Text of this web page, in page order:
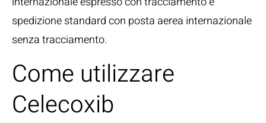
spedizione standard con posta aerea internazionale
senza tracciamento.
Come utilizzare
Celecoxib